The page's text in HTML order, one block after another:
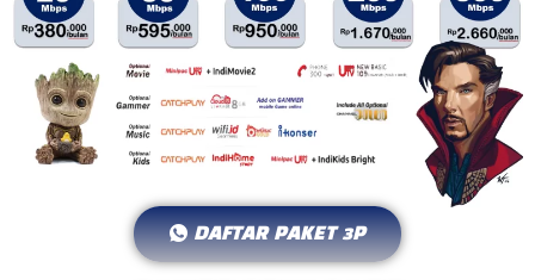
DAFTAR PAKET 3P